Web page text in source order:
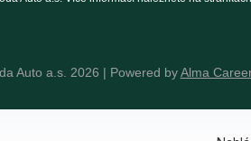
Auto a.s. 2026 | Powered byAlma